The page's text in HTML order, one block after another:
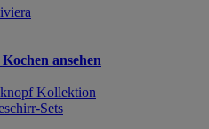
ansehen
Kollektion
Sets